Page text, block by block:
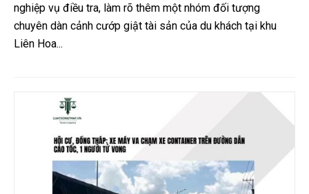
nghiệp vụ điều tra, làm rõ thêm một nhóm đối tượng
chuyên dàn cảnh cướp giật tài sản của du khách tại khu
Liên Hoa...